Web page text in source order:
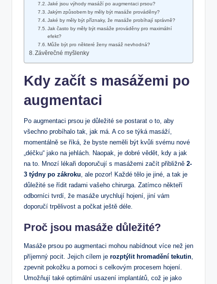
Jaké jsou výhody masáží po augmentaci prsou?
Jakým způsobem by měly být masáže prováděny?
Jaké by měly být příznaky, že masáže probíhají správně?
Jak často by měly být masáže prováděny pro maximální
efekt?
Může být pro některé ženy masáž nevhodná?
Závěrečné myšlenky
Kdy začít s masážemi po
augmentaci
Po augmentaci prsou je důležité se postarat o to, aby
všechno probíhalo tak, jak má. A co se týká masáží,
momentálně se říká, že byste neměli být kvůli svému nové
„déčku“ jako na jehlách. Naopak, je dobré vědět, kdy a jak
na to. Mnozí lékaři doporučují s masážemi začít přibližně 2-
3 týdny po zákroku , ale pozor! Každé tělo je jiné, a tak je
důležité se řídit radami vašeho chirurga. Zatímco někteří
odborníci tvrdí, že masáže urychlují hojení, jiní vám
doporučí trpělivost a počkat ještě déle.
Proč jsou masáže důležité?
Masáže prsou po augmentaci mohou nabídnout více než jen
příjemný pocit. Jejich cílem je rozptýlit hromadění tekutin
zpevnit pokožku a pomoci s celkovým procesem hojení.
Umožňují také optimální usazení implantátů, což je jako